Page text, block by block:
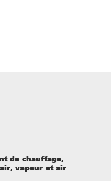
de chauffage,
vapeur et air